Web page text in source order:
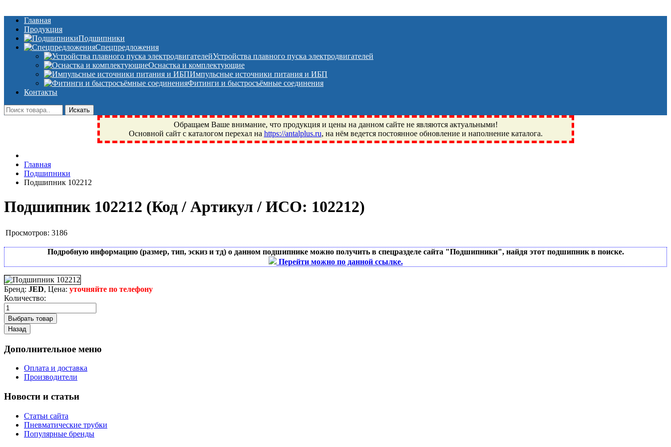
Главная
Продукция
Подшипники
Спецпредложения
Устройства плавного пуска электродвигателей
Оснастка и комплектующие
Импульсные источники питания и ИБП
Фитинги и быстросъёмные соединения
Контакты
Обращаем Ваше внимание, что продукция и цены на данном сайте не являются актуальными!
Основной сайт с каталогом перехал на https://antalplus.ru, на нём ведется постоянное обновление и наполнение каталога.
Фрязино, Антал+, плюс, Свердловский, Загорянский, Юбилейный, Щелково, Москва, Пушкино, Королёв, Балашиха, Фряново, Монино, Ивантеевка, подшипники, пневматика, метизы,
техника, сварочные аппараты, NIS, NSK, JED, KPT, NXZ, ГПЗ, Neutral, WHX, ZWZ, CRAFT, СПЗ-4, NECTECH, KG, LQY, DPI, BSN, SPZ, РФ, BMZ, ХАРП, CX, РОЛТОМ, APZ, FBJ, KYK,
NTN, SKF, купить, заказать
Главная
Подшипники
Подшипник 102212
Подшипник 102212 (Код / Артикул / ИСО: 102212)
Просмотров: 3186
Подробную информацию (размер, тип, эскиз и тд) о данном подшипнике можно получить в спецразделе сайта "Подшипники", найдя этот подшипник в поиске.
Перейти можно по данной ссылке.
Бренд: JED, Цена: уточняйте по телефону
Количество:
Дополнительное меню
Оплата и доставка
Производители
Новости и статьи
Статьи сайта
Пневматические трубки
Популярные бренды